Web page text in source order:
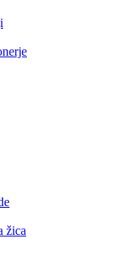
žica